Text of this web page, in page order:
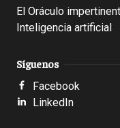
El Oráculo
Inteligencia artificial
Síguenos
Facebook
LinkedIn